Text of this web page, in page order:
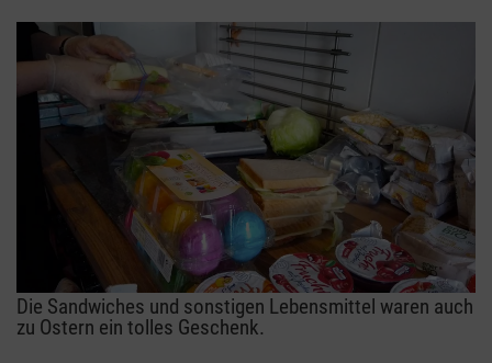
Die Sandwiches und sonstigen Lebensmittel waren auch
zu Ostern ein tolles Geschenk.